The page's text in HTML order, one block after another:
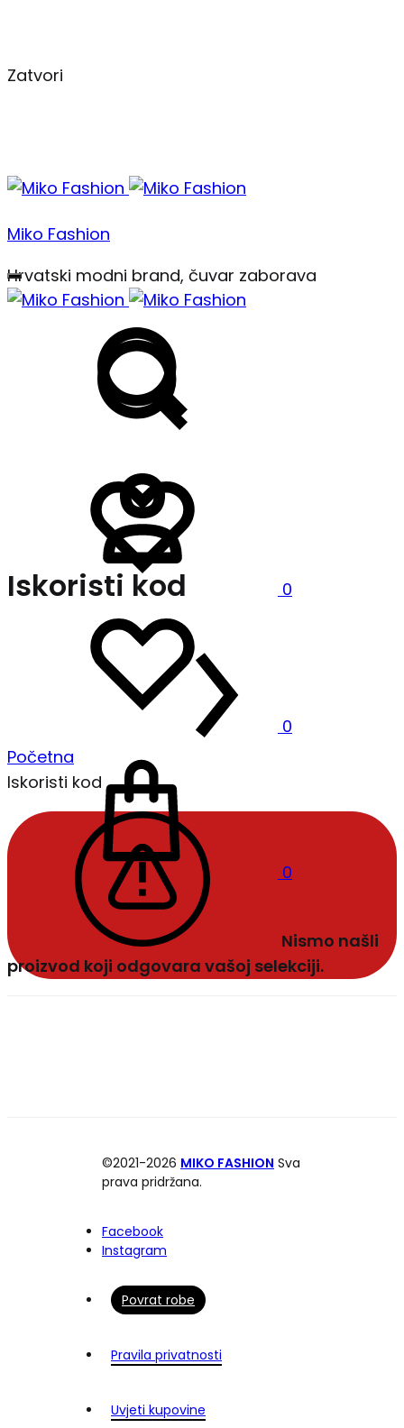
Izbornik
Miko Fashion
Hrvatski modni brand, čuvar zaborava
0
0
0
Iskoristi kod
Početna
Iskoristi kod
Nismo našli
proizvod koji odgovara vašoj selekciji.
©2021-2026 MIKO FASHION Sva
prava pridržana.
Facebook
Instagram
Povrat robe
Pravila privatnosti
Uvjeti kupovine
Zatvori